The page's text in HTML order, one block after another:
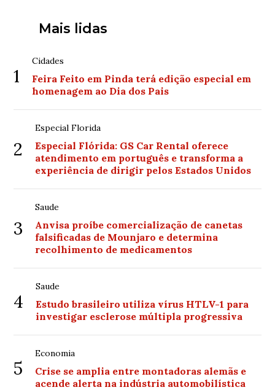
Mais lidas
1
Cidades
Feira Feito em Pinda terá edição especial em
homenagem ao Dia dos Pais
2
Especial Florida
Especial Flórida: GS Car Rental oferece
atendimento em português e transforma a
experiência de dirigir pelos Estados Unidos
3
Saude
Anvisa proíbe comercialização de canetas
falsificadas de Mounjaro e determina
recolhimento de medicamentos
4
Saude
Estudo brasileiro utiliza vírus HTLV-1 para
investigar esclerose múltipla progressiva
5
Economia
Crise se amplia entre montadoras alemãs e
acende alerta na indústria automobilística